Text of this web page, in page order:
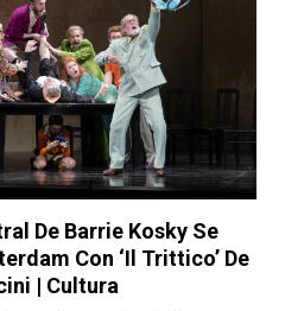
De Barrie Kosky Se
Con ‘Il Trittico’ De
| Cultura